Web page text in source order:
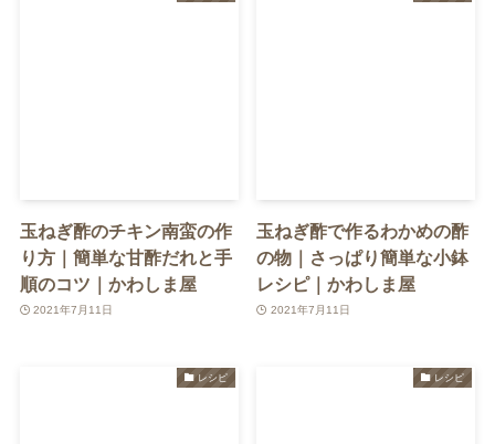
玉ねぎ酢のチキン南蛮の作
り方｜簡単な甘酢だれと手
順のコツ｜かわしま屋
2021年7月11日
玉ねぎ酢で作るわかめの酢
の物｜さっぱり簡単な小鉢
レシピ｜かわしま屋
2021年7月11日
レシピ レシピ